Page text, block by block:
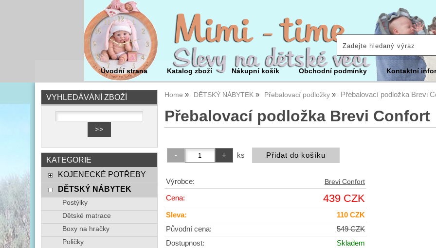
Úvodní strana Katalog zboží Nákupní košík Obchodní podmínky Kontaktní
Home DĚTSKÝ NÁBYTEK Přebalovací podložky Přebalovací podložka Brevi
Přebalovací podložka Brevi Confort
ks
Výrobce: Brevi Confort
Cena: 439 CZK
Sleva:
110 CZK
Původní cena:
549 CZK
Dostupnost:
Skladem
VYHLEDÁVÁNÍ ZBOŽÍ
KATEGORIE
KOJENECKÉ POTŘEBY
DĚTSKÝ NÁBYTEK
Postýlky
Dětské matrace
Boxy na hračky
Poličky